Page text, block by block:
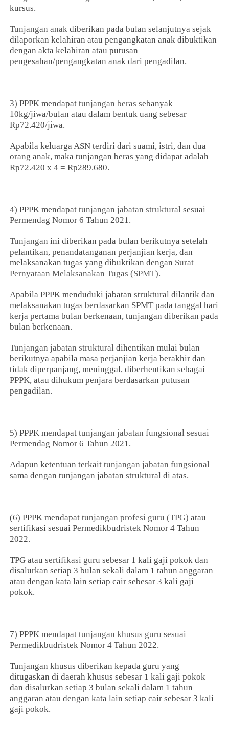
kursus.
Tunjangan anak diberikan pada bulan selanjutnya sejak
dilaporkan kelahiran atau pengangkatan anak dibuktikan
dengan akta kelahiran atau putusan
pengesahan/pengangkatan anak dari pengadilan.
3) PPPK mendapattunjangan beras sebanyak
10kg/jiwa/bulan atau dalam bentuk uang sebesar
Rp72.420/jiwa.
Apabila keluarga ASN terdiri dari suami, istri, dan dua
orang anak, maka tunjangan beras yang didapat adalah
Rp72.420 x 4 = Rp289.680.
4) PPPK mendapattunjangan jabatan struktural sesuai
Permendag Nomor 6 Tahun 2021.
Tunjangan ini diberikan pada bulan berikutnya setelah
pelantikan, penandatanganan perjanjian kerja, dan
melaksanakan tugas yang dibuktikan dengan Surat
Pernyataan Melaksanakan Tugas (SPMT).
Apabila PPPK menduduki jabatan struktural dilantik dan
melaksanakan tugas berdasarkan SPMT pada tanggal hari
kerja pertama bulan berkenaan, tunjangan diberikan pada
bulan berkenaan.
Tunjangan jabatan struktural dihentikan mulai bulan
berikutnya apabila masa perjanjian kerja berakhir dan
tidak diperpanjang, meninggal, diberhentikan sebagai
PPPK, atau dihukum penjara berdasarkan putusan
pengadilan.
5) PPPK mendapattunjangan jabatan fungsional sesuai
Permendag Nomor 6 Tahun 2021.
Adapun ketentuan terkaittunjangan jabatan fungsional
sama dengan tunjangan jabatan struktural di atas.
(6) PPPK mendapattunjangan profesi guru (TPG) atau
sertifikasi sesuai Permedikbudristek Nomor 4 Tahun
2022.
TPG atausertifikasi guru sebesar 1 kali gaji pokok dan
disalurkan setiap 3 bulan sekali dalam 1 tahun anggaran
atau dengan kata lain setiap cair sebesar 3 kali gaji
pokok.
7) PPPK mendapattunjangan khusus guru sesuai
Permedikbudristek Nomor 4 Tahun 2022.
Tunjangan khusus diberikan kepada guru yang
ditugaskan di daerah khusus sebesar 1 kali gaji pokok
dan disalurkan setiap 3 bulan sekali dalam 1 tahun
anggaran atau dengan kata lain setiap cair sebesar 3 kali
gaji pokok.